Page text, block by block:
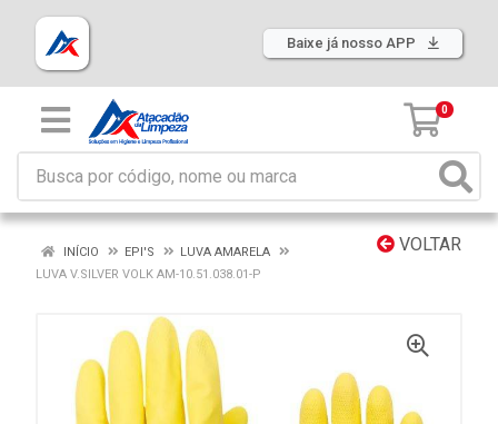
Baixe já nosso APP
0
VOLTAR
INÍCIO EPI'S
LUVA AMARELA
LUVA V.SILVER VOLK AM-10.51.038.01-P